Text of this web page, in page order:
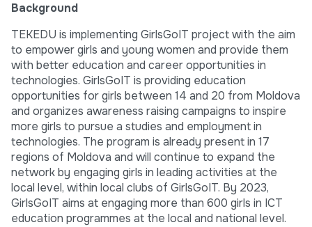
Background
TEKEDU is implementing GirlsGoIT project with the aim
to empower girls and young women and provide them
with better education and career opportunities in
technologies. GirlsGoIT is providing education
opportunities for girls between 14 and 20 from Moldova
and organizes awareness raising campaigns to inspire
more girls to pursue a studies and employment in
technologies. The program is already present in 17
regions of Moldova and will continue to expand the
network by engaging girls in leading activities at the
local level, within local clubs of GirlsGoIT. By 2023,
GirlsGoIT aims at engaging more than 600 girls in ICT
education programmes at the local and national level.